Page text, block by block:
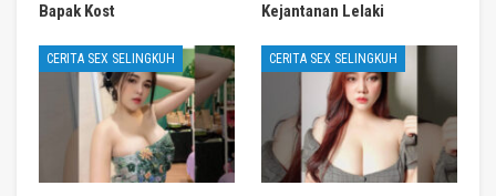
Bapak Kost
Kejantanan Lelaki
CERITA SEX SELINGKUH CERITA SEX SELINGKUH